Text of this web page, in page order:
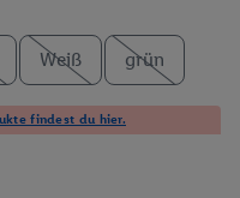
Weiß grün
findest du hier.